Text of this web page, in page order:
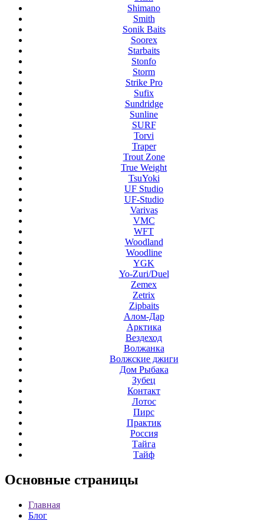
Shimano
Smith
Sonik Baits
Soorex
Starbaits
Stonfo
Storm
Strike Pro
Sufix
Sundridge
Sunline
SURF
Torvi
Traper
Trout Zone
True Weight
TsuYoki
UF Studio
UF-Studio
Varivas
VMC
WFT
Woodland
Woodline
YGK
Yo-Zuri/Duel
Zemex
Zetrix
Zipbaits
Алом-Дар
Арктика
Вездеход
Волжанка
Волжские джиги
Дом Рыбака
Зубец
Контакт
Лотос
Пирс
Практик
Россия
Тайга
Тайф
Основные страницы
Главная
Блог